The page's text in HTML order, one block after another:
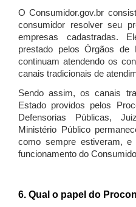
O Consumidor.gov.br
consumidor resolver seu
empresas cadastradas.
prestado pelos Órgãos de
continuam atendendo os
canais tradicionais de
Sendo assim, os canais
Estado providos pelos
Defensorias Públicas,
Ministério Público
como sempre estiveram,
funcionamento do
6. Qual o papel do